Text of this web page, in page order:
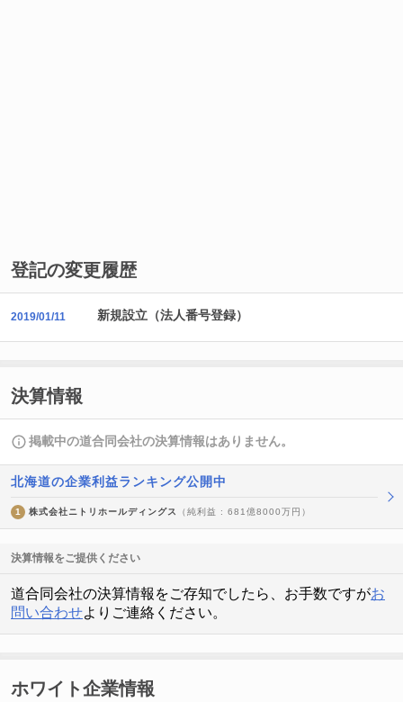
登記の変更履歴
2019/01/11 新規設立（法人番号登録）
決算情報
掲載中の道合同会社の決算情報はありません。
北海道の企業利益ランキング公開中
1 株式会社ニトリホールディングス （純利益 : 681億8000万円）
決算情報をご提供ください
道合同会社の決算情報をご存知でしたら、お手数ですがお
問い合わせよりご連絡ください。
ホワイト企業情報